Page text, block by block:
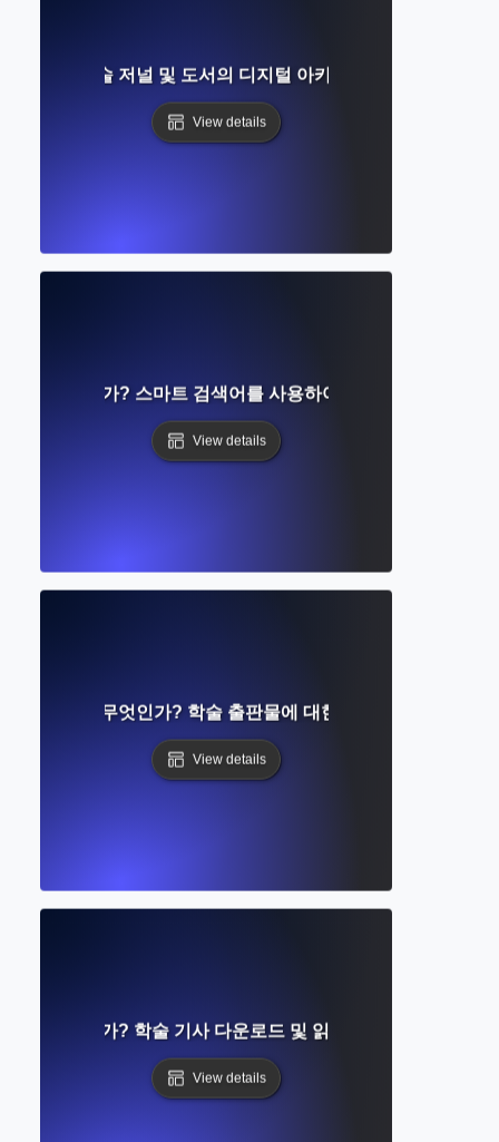
엇인가? 학술 저널 및 도서의 디지털 아카이브에 대한 종합 안
View details
이란 무엇인가? 스마트 검색어를 사용하여 관련 연구를 찾는
View details
Content란 무엇인가? 학술 출판물에 대한 제한된 접근 이해하
View details
이란 무엇인가? 학술 기사 다운로드 및 읽기를 위한 완벽 가이
View details